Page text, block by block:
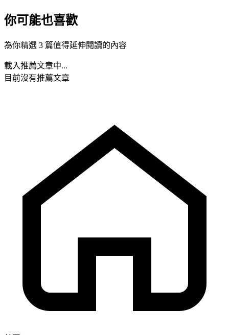
你可能也喜歡
為你精選 3 篇值得延伸閱讀的內容
載入推薦文章中...
目前沒有推薦文章